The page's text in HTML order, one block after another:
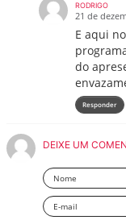
RODRIGO
21 de
E aqui
do
Responder
DEIXE UM
Nome
Email